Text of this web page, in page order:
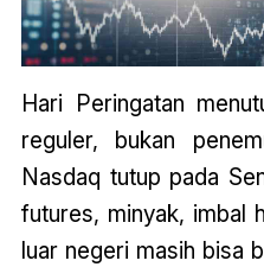
Hari Peringatan
reguler, bukan
Nasdaq tutup pada
futures, minyak, imbal
luar negeri masih bisa